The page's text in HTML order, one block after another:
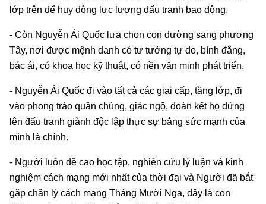
lớp trên để huy động lực lượng đấu tranh bạo động.
- Còn Nguyễn Ái Quốc lựa chọn con đường sang phương
Tây, nơi được mệnh danh có tư tưởng tự do, bình đẳng,
bác ái, có khoa học kỹ thuật, có nền văn minh phát triển.
- Nguyễn Ái Quốc đi vào tất cả các giai cấp, tầng lớp, đi
vào phong trào quần chúng, giác ngộ, đoàn kết họ đứng
lên đấu tranh giành độc lập thực sự bằng sức mạnh của
mình là chính.
- Người luôn đề cao học tập, nghiên cứu lý luận và kinh
nghiệm cách mạng mới nhất của thời đại và Người đã bắt
gặp chân lý cách mạng Tháng Mười Nga, đây là con